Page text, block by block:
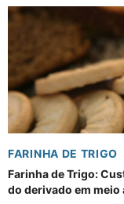
FARINHA DE TRIGO
Farinha de Trigo:
do derivado em meio